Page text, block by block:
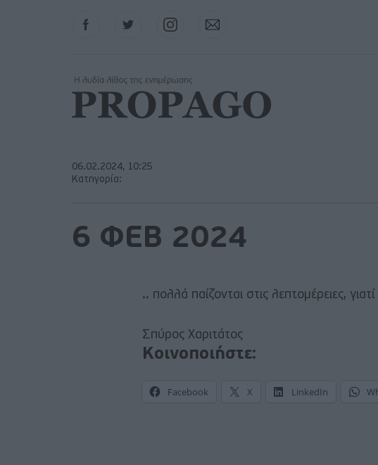
FacebookTwitter InstagramContact
06.02.2024, 10:25
Κατηγορία:
6 ΦΕΒ 2024
.. πολλά παίζονται στις λεπτομέρειες,
Σπύρος Χαριτάτος
Κοινοποιήστε:
Facebook X LinkedIn